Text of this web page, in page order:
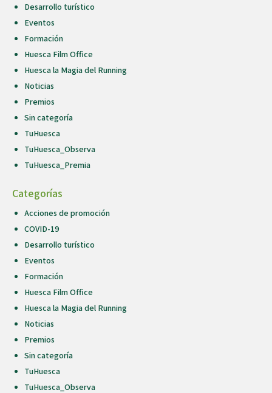
Desarrollo turístico
Eventos
Formación
Huesca Film Office
Huesca la Magia del Running
Noticias
Premios
Sin categoría
TuHuesca
TuHuesca_Observa
TuHuesca_Premia
Categorías
Acciones de promoción
COVID-19
Desarrollo turístico
Eventos
Formación
Huesca Film Office
Huesca la Magia del Running
Noticias
Premios
Sin categoría
TuHuesca
TuHuesca_Observa